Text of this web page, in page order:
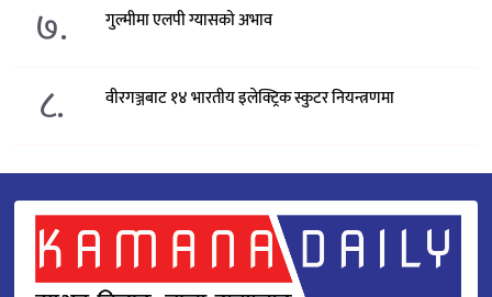
७. गुल्मीमा एलपी ग्यासको अभाव
८. वीरगञ्जबाट १४ भारतीय इलेक्ट्रिक स्कुटर नियन्त्रणमा